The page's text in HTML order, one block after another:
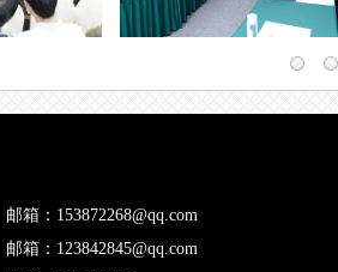
箱：153872268@qq.com
：123842845@qq.com